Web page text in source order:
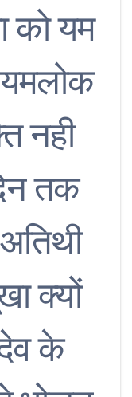
को यम
नही
तक
क्यों
के